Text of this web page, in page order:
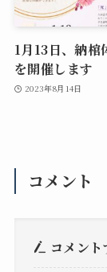
1月13日、納棺
を開催します
2023年8月14日
コメント
コメント